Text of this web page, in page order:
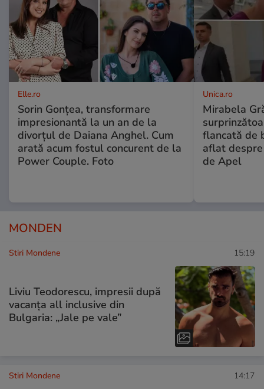
Elle.ro
Sorin Gonțea, transformare
impresionantă la un an de la
divorțul de Daiana Anghel. Cum
arată acum fostul concurent de la
Power Couple. Foto
Unica.ro
Mirabela
flancată de
aflat
de Apel
MONDEN
Stiri Mondene 15:19
Liviu Teodorescu, impresii după
vacanța all inclusive din
Bulgaria: „Jale pe vale”
Stiri Mondene 14:17